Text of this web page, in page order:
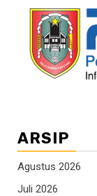
ARSIP
Agustus 2026
Juli 2026